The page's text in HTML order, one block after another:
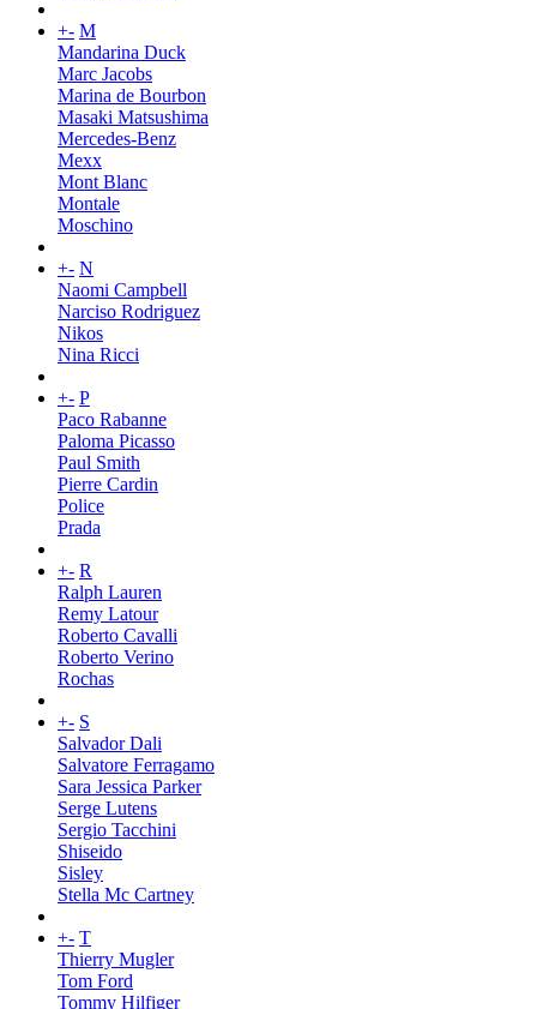
+- M
Mandarina Duck
Marc Jacobs
Marina de Bourbon
Masaki Matsushima
Mercedes-Benz
Mexx
Mont Blanc
Montale
Moschino
+- N
Naomi Campbell
Narciso Rodriguez
Nikos
Nina Ricci
+- P
Paco Rabanne
Paloma Picasso
Paul Smith
Pierre Cardin
Police
Prada
+- R
Ralph Lauren
Remy Latour
Roberto Cavalli
Roberto Verino
Rochas
+- S
Salvador Dali
Salvatore Ferragamo
Sara Jessica Parker
Serge Lutens
Sergio Tacchini
Shiseido
Sisley
Stella Mc Cartney
+- T
Thierry Mugler
Tom Ford
Tommy Hilfiger